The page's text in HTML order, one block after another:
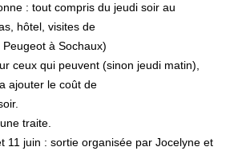
: tout compris du jeudi soir au
hôtel, visites de
à Sochaux)
ceux qui peuvent (sinon jeudi matin),
ajouter le coût de
traite.
11 juin : sortie organisée par Jocelyne et